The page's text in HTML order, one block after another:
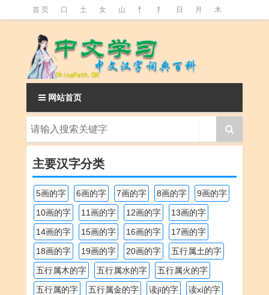
首 页 口 土 女 山 忄 扌 日 月 木
釒 阝 魚
网站首页
主要汉字分类
5画的字 6画的字 7画的字 8画的字
9画的字
10画的字
11画的字 12画的字
13画的字
14画的字
15画的字 16画的字
17画的字
18画的字
19画的字 20画的字
五行属土的字
五行属木的字
五行属水的字
五行属火的字
五行属的字
五行属金的字 读jī的字
读xí的字